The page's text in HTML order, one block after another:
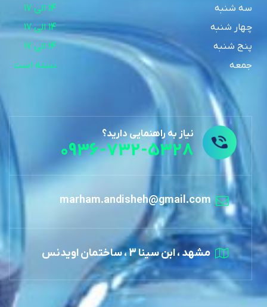
سه شنبه
چهار شنبه
14 الی 17
پنج شنبه
14 الی 17
جمعه
بسته است
نیاز به راهنمایی دارید؟
0936-732-5328
marham.andisheh@gmail.com
مشهد ، ابن سینا 3 ، ساختمان اویدنس